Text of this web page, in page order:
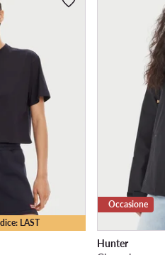
LAST
Occasione
Hunter